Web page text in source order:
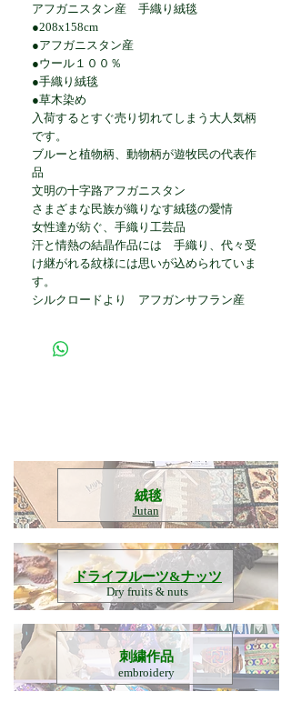
アフガニスタン産 手織り絨毯
●208x158cm
●アフガニスタン産
●ウール１００％
●手織り絨毯
●草木染め
入荷するとすぐ売り切れてしまう大人気柄
です。
ブルーと植物柄、動物柄が遊牧民の代表作
品
文明の十字路アフガニスタン
さまざまな民族が織りなす絨毯の愛情
女性達が紡ぐ、手織り工芸品
汗と情熱の結晶作品には 手織り、代々受
け継がれる紋様には思いが込められていま
す。
シルクロードより アフガンサフラン産
​絨毯
Jutan
​ドライフルーツ&ナッツ
Dry fruits & nuts
刺繍作品
embroidery